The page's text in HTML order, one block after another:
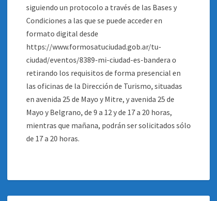
siguiendo un protocolo a través de las Bases y
Condiciones a las que se puede acceder en
formato digital desde
https://www.formosatuciudad.gob.ar/tu-
ciudad/eventos/8389-mi-ciudad-es-bandera o
retirando los requisitos de forma presencial en
las oficinas de la Dirección de Turismo, situadas
en avenida 25 de Mayo y Mitre, y avenida 25 de
Mayo y Belgrano, de 9 a 12 y de 17 a 20 horas,
mientras que mañana, podrán ser solicitados sólo
de 17 a 20 horas.